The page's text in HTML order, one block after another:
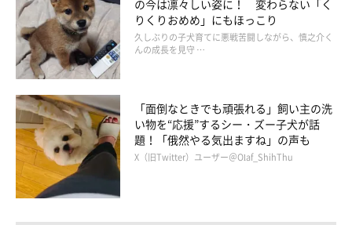
参照／YouTube（捨て犬 ちゃろみ(仮名)♀）
https://www.youtube.com/watch?v=5YDaGMu1Uo0&t=100s
文／Honoka
の今は凛々しい姿に！ 変わらない「く
りくりおめめ」にもほっこり
久しぶりの子犬育てに悪戦苦闘しながら、慎之介く
んの成長を見守 …
「面倒なときでも頑張れる」飼い主の洗
い物を“応援”するシー・ズー子犬が話
題！「俄然やる気出ますね」の声も
X（旧Twitter）ユーザー＠Olaf_ShihThu